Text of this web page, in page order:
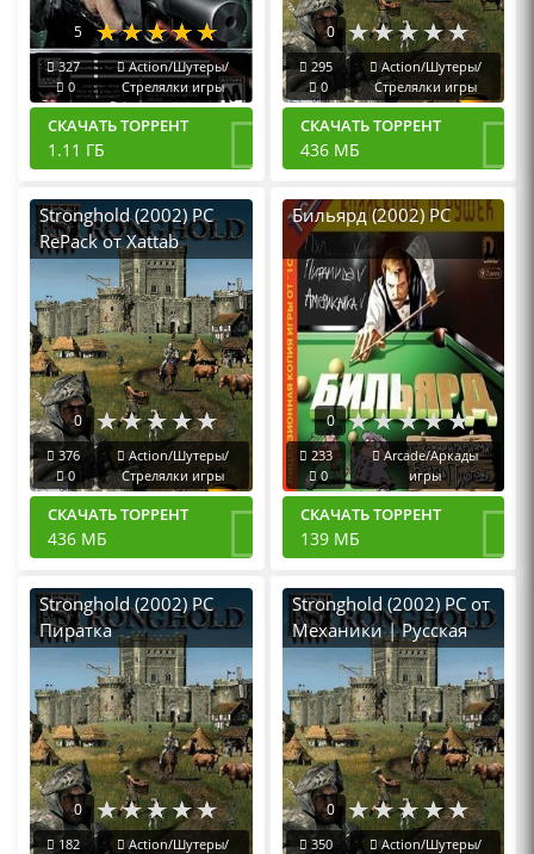
5
327
0
Action/Шутеры/
Стрелялки игры
СКАЧАТЬ ТОРРЕНТ
1.11 ГБ
0
295
0
Action/Шутеры/
Стрелялки игры
СКАЧАТЬ ТОРРЕНТ
436 МБ
Stronghold (2002) PC
RePack от Xattab
0
376
0
Action/Шутеры/
Стрелялки игры
СКАЧАТЬ ТОРРЕНТ
436 МБ
Бильярд (2002) PC
0
233
0
Arcade/Аркады
игры
СКАЧАТЬ ТОРРЕНТ
139 МБ
Stronghold (2002) PC
Пиратка
0
182
Action/Шутеры/
Stronghold (2002) PC от
Механики | Русская
версия
0
350
Action/Шутеры/